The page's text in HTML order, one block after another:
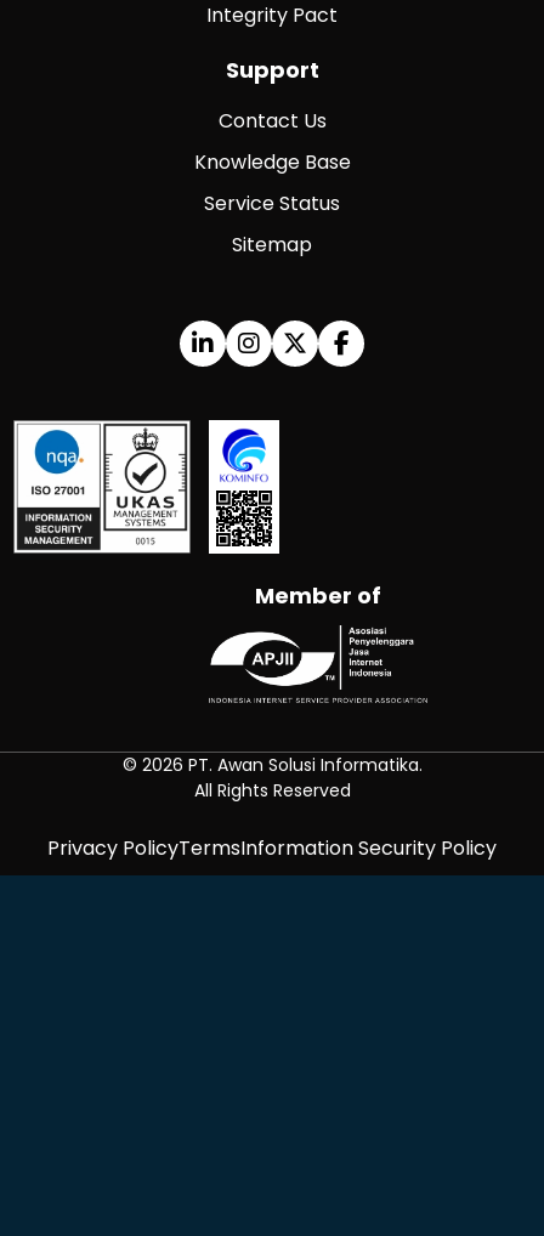
Integrity Pact
Support
Contact Us
Knowledge Base
Service Status
Sitemap
Member of
© 2026 PT. Awan Solusi Informatika.
All Rights Reserved
Privacy PolicyTermsInformation Security Policy